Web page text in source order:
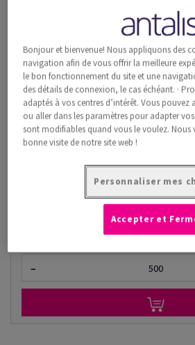
Olin, Rough, Soft White, mat, sans bois ECF,
450mm, SRA3, BE, Paquet de 500 feuilles,
Information additionnelle
Prix catalogue TVA incl.
CHF 248.95 33.56% Rabais
à partir de
CHF 165.39
−
Bonjour et bienvenue! Nous appliquons des
navigation afin de vous offrir la meilleure
le bon fonctionnement du site et une
des détails de connexion, le cas échéant. ·
adaptés à vos centres d’intérêt. Vous pouvez
ou aller dans les paramètres pour adapter
sont modifiables quand vous le voulez. Nous
bonne visite de notre site web !
Personnaliser mes
Accepter et